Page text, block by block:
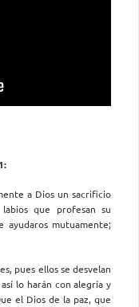
a Dios un sacrificio
que profesan su
ayudaros mutuamente;
pues ellos se desvelan
lo harán con alegría y
el Dios de la paz, que